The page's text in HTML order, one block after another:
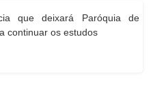
que deixará Paróquia de
continuar os estudos